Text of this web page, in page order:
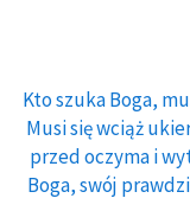
Kto szuka Boga,
Musi się wciąż
przed oczyma i
Boga, swój